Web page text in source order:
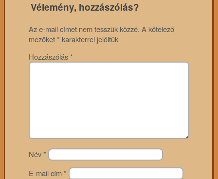
Vélemény, hozzászólás?
Az e-mail címet nem tesszük közzé. A kötelező
mezőket* karakterrel jelöltük
Hozzászólás*
Név*
E-mail cím*